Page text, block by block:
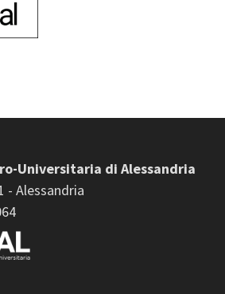
Universitaria di Alessandria
- Alessandria